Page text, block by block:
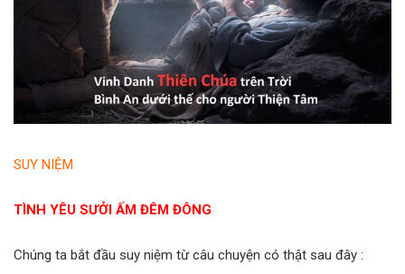
SUY NIỆM
TÌNH YÊU SƯỞI ẤM ĐÊM ĐÔNG
Chúng ta bắt đầu suy niệm từ câu chuyện có thật sau đây :